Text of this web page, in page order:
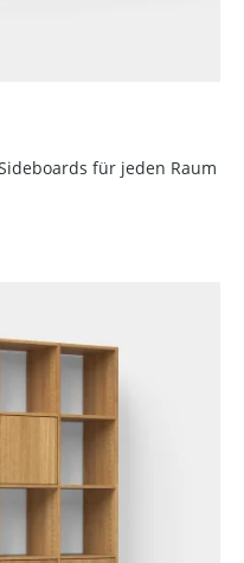
für jeden Raum